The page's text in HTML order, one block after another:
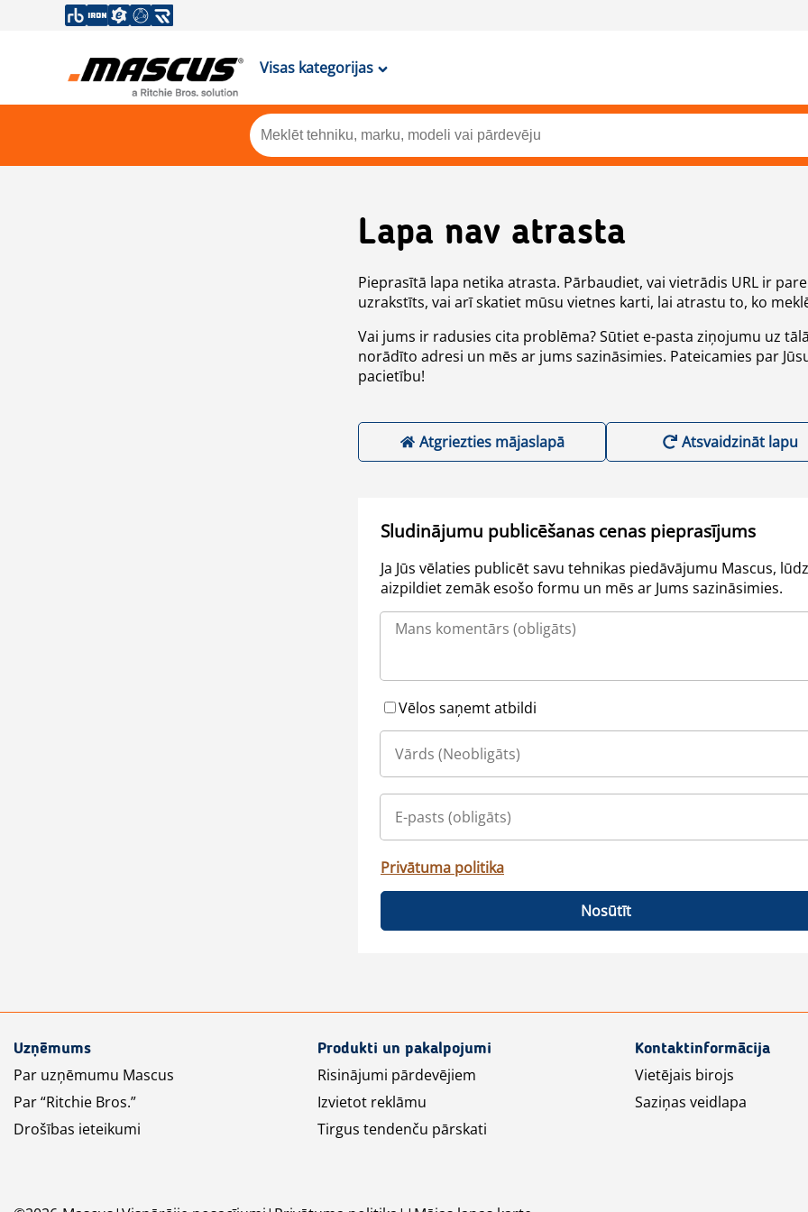
Visas kategorijas
Lapa nav atrasta
Pieprasītā lapa netika atrasta. Pārbaudiet, vai vietrādis URL ir
uzrakstīts, vai arī skatiet mūsu vietnes karti, lai atrastu to, ko
Vai jums ir radusies cita problēma? Sūtiet e-pasta ziņojumu uz
norādīto adresi un mēs ar jums sazināsimies. Pateicamies par
pacietību!
Atgriezties mājaslapā Atsvaidzināt lapu
Sludinājumu publicēšanas cenas pieprasījums
Ja Jūs vēlaties publicēt savu tehnikas piedāvājumu Mascus,
aizpildiet zemāk esošo formu un mēs ar Jums sazināsimies.
Vēlos saņemt atbildi
Privātuma politika
Nosūtīt
Uzņēmums
Par uzņēmumu Mascus
Par “Ritchie Bros.”
Drošības ieteikumi
Produkti un pakalpojumi
Risinājumi pārdevējiem
Izvietot reklāmu
Tirgus tendenču pārskati
Kontaktinformācija
Vietējais birojs
Saziņas veidlapa